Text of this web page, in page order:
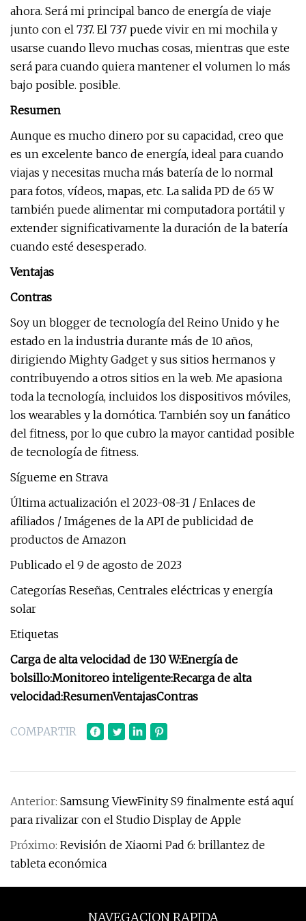
ahora. Será mi principal banco de energía de viaje
junto con el 737. El 737 puede vivir en mi mochila y
usarse cuando llevo muchas cosas, mientras que este
será para cuando quiera mantener el volumen lo más
bajo posible. posible.
Resumen
Aunque es mucho dinero por su capacidad, creo que
es un excelente banco de energía, ideal para cuando
viajas y necesitas mucha más batería de lo normal
para fotos, vídeos, mapas, etc. La salida PD de 65 W
también puede alimentar mi computadora portátil y
extender significativamente la duración de la batería
cuando esté desesperado.
Ventajas
Contras
Soy un blogger de tecnología del Reino Unido y he
estado en la industria durante más de 10 años,
dirigiendo Mighty Gadget y sus sitios hermanos y
contribuyendo a otros sitios en la web. Me apasiona
toda la tecnología, incluidos los dispositivos móviles,
los wearables y la domótica. También soy un fanático
del fitness, por lo que cubro la mayor cantidad posible
de tecnología de fitness.
Sígueme en Strava
Última actualización el 2023-08-31 / Enlaces de
afiliados / Imágenes de la API de publicidad de
productos de Amazon
Publicado el 9 de agosto de 2023
Categorías Reseñas, Centrales eléctricas y energía
solar
Etiquetas
Carga de alta velocidad de 130 W:Energía de
bolsillo:Monitoreo inteligente:Recarga de alta
velocidad:ResumenVentajasContras
COMPARTIR
Anterior: Samsung ViewFinity S9 finalmente está aquí
para rivalizar con el Studio Display de Apple
Próximo: Revisión de Xiaomi Pad 6: brillantez de
tableta económica
NAVEGACION RAPIDA